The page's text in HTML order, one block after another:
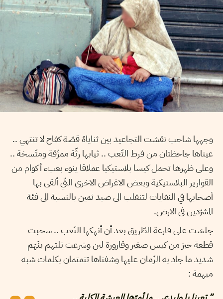
وجهها شاحب نقشت التجاعيد بين ثناياهُ قصّة كفاح لا تنتهي ..
عيناها جاحظتان من فرط التّعب .. ثيابها رثّة ممزّقة ومتّسخة ..
وعلى ظهرها تحمل كيسا بلاستيكيا عملاقا ينوء بعبء أكوام من
القوارير البلاستيكية وبعض الاغراض الاخرى التّي ألقى بها
أصحابها في النفايات لتنقلب الى صيد ثمين بالنسبة الى فئة
المشرّدين في الارض.
جلسَت على قارعة الطّريق بعد أن أنهكها التّعب .. سحبت
قطعة خبز من كيس صغير وقارورة لبن وشرعت تلتهم بنَهَم
شديد ما جاد به الزّمان عليها وشفتاها تتمتمان بكلمات شبه
مبهمة :